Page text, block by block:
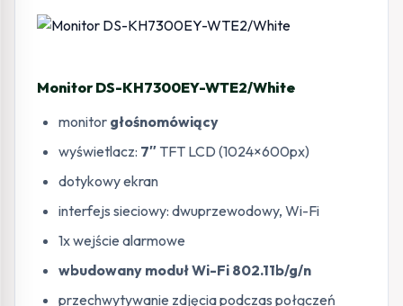
Monitor DS-KH7300EY-WTE2/White
monitor głośnomówiący
wyświetlacz: 7″ TFT LCD (1024×600px)
dotykowy ekran
interfejs sieciowy: dwuprzewodowy, Wi-Fi
1x wejście alarmowe
wbudowany moduł Wi-Fi 802.11b/g/n
przechwytywanie zdjęcia podczas połączeń